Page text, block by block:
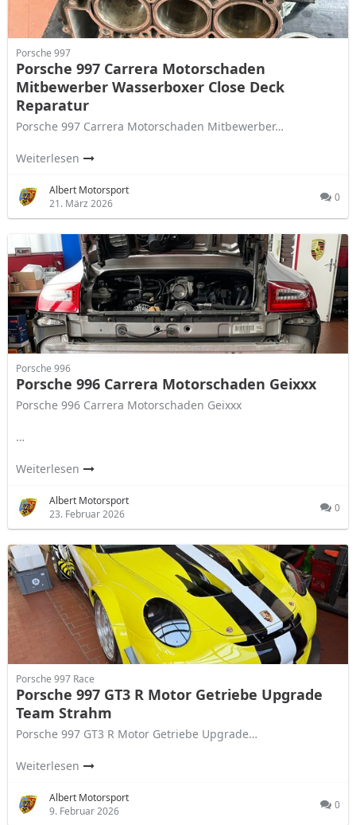
Porsche 997
Porsche 997 Carrera Motorschaden
Mitbewerber Wasserboxer Close Deck
Reparatur
Porsche 997 Carrera Motorschaden Mitbewerber…
Weiterlesen
Albert Motorsport
21. März 2026
0
Porsche 996
Porsche 996 Carrera Motorschaden Geixxx
Porsche 996 Carrera Motorschaden Geixxx
…
Weiterlesen
Albert Motorsport
23. Februar 2026
0
Porsche 997 Race
Porsche 997 GT3 R Motor Getriebe Upgrade
Team Strahm
Porsche 997 GT3 R Motor Getriebe Upgrade…
Weiterlesen
Albert Motorsport
9. Februar 2026
0